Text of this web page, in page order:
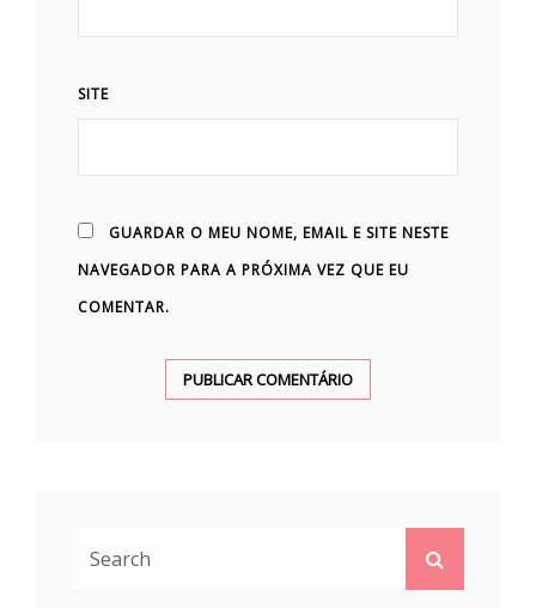
SITE
GUARDAR O MEU NOME, EMAIL E SITE NESTE
NAVEGADOR PARA A PRÓXIMA VEZ QUE EU
COMENTAR.